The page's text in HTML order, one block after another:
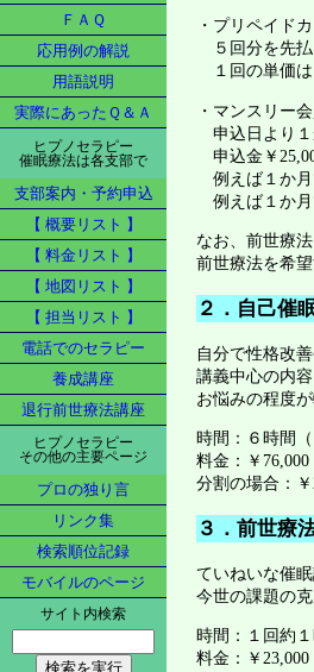
ＦＡＱ
応用例の解説
用語説明
実際にあったＱ＆Ａ
ヒプノセラピー
催眠療法は各支部で
支部案内・予約申込
【 概要リスト 】
【 料金リスト 】
【 地図リスト 】
【 担当リスト 】
電話でのセラピー
養成講座
退行前世療法講座
ヒプノセラピー
その他の主要ページ
プロの独り言
リンク集
検索順位記録
モバイルのページ
サイト内検索
・プリペイド
５回分を先払
１回の単価は
・マンスリー
申込日より１
申込金￥
例えば１か月
例えば１か月
なお、前世療
前世療法を希
２．自己催
自分で性格改
講義中心の内
お悩みの程度
時間：６時間（
料金：￥
分割の場合：￥
３．前世療
ていねいな催
今世の課題の
時間：１回約
料金：￥23,000